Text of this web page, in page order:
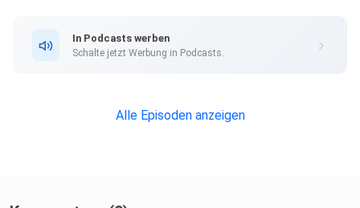
In Podcasts werben
Schalte jetzt Werbung in Podcasts.
Alle Episoden anzeigen